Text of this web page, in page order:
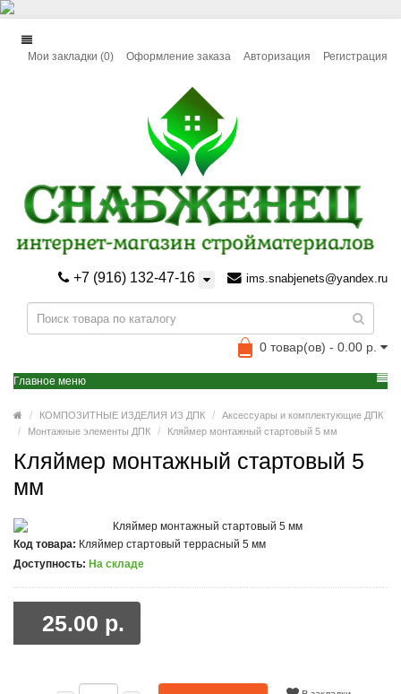
Авторизация Регистрация
Мои закладки (0) Оформление заказа
+7 (916) 132-47-16 ims.snabjenets@yandex.ru
0 товар(ов) - 0.00 р.
Главное меню
КОМПОЗИТНЫЕ ИЗДЕЛИЯ ИЗ ДПК
Аксессуары и комплектующие ДПК
Монтажные элементы ДПК
Кляймер монтажный стартовый 5 мм
Кляймер монтажный стартовый 5
мм
Код товара: Кляймер стартовый террасный 5 мм
Доступность: На складе
25.00 р.